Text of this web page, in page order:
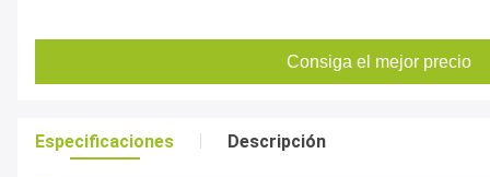
Consiga el mejor precio
Especificaciones Descripción